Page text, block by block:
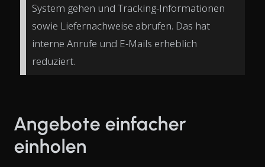
System gehen und Tracking-Informationen
sowie Liefernachweise abrufen. Das hat
interne Anrufe und E-Mails erheblich
reduziert.
Angebote einfacher
einholen